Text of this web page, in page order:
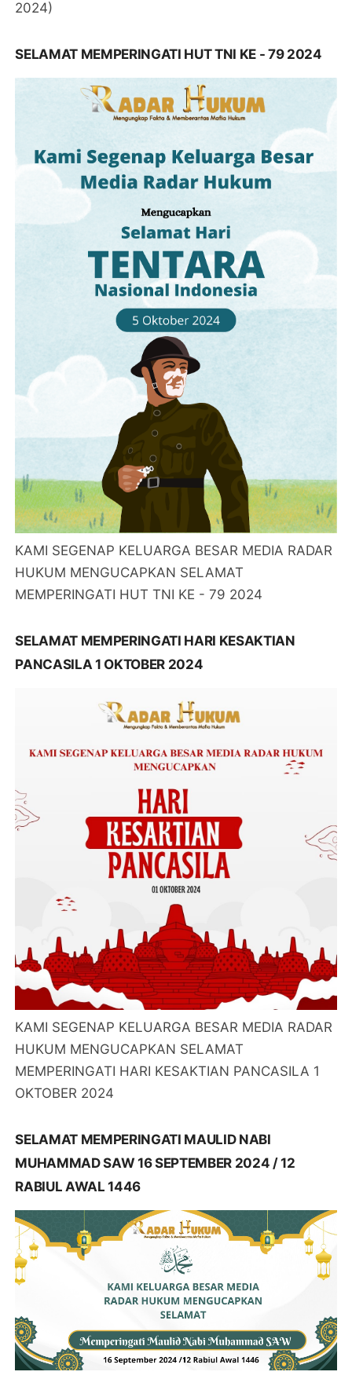
2024)
SELAMAT MEMPERINGATI HUT TNI KE - 79 2024
KAMI SEGENAP KELUARGA BESAR MEDIA RADAR
HUKUM MENGUCAPKAN SELAMAT
MEMPERINGATI HUT TNI KE - 79 2024
SELAMAT MEMPERINGATI HARI KESAKTIAN
PANCASILA 1 OKTOBER 2024
KAMI SEGENAP KELUARGA BESAR MEDIA RADAR
HUKUM MENGUCAPKAN SELAMAT
MEMPERINGATI HARI KESAKTIAN PANCASILA 1
OKTOBER 2024
SELAMAT MEMPERINGATI MAULID NABI
MUHAMMAD SAW 16 SEPTEMBER 2024 / 12
RABIUL AWAL 1446